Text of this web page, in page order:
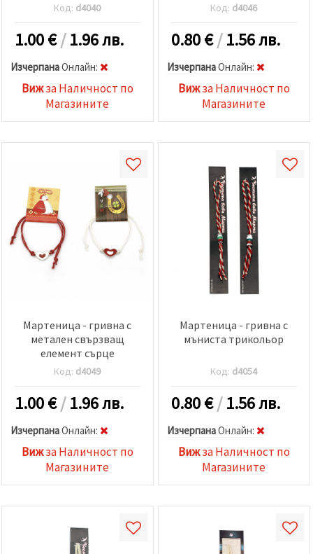
Код: d4040
1.00€/1.96 лв.
ИзчерпанаOнлайн:
Вижза Наличност по
Магазините
Код: d4046
0.80€/1.56 лв.
ИзчерпанаOнлайн:
Вижза Наличност по
Магазините
Мартеница - гривна с
метален свързващ
елемент сърце
Код: d4049
1.00€/1.96 лв.
ИзчерпанаOнлайн:
Вижза Наличност по
Магазините
Мартеница - гривна с
мъниста трикольор
Код: d4054
0.80€/1.56 лв.
ИзчерпанаOнлайн:
Вижза Наличност по
Магазините